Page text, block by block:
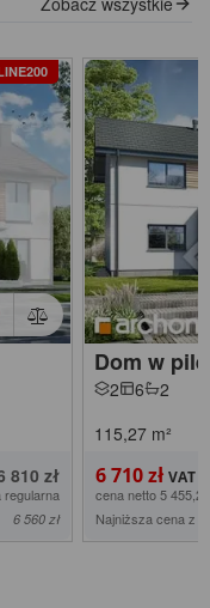
810 zł
regularna
6 560 zł
Dom w
2 6
2
115,27 m²
6 710 zł
cena netto 5
Najniższa cena z